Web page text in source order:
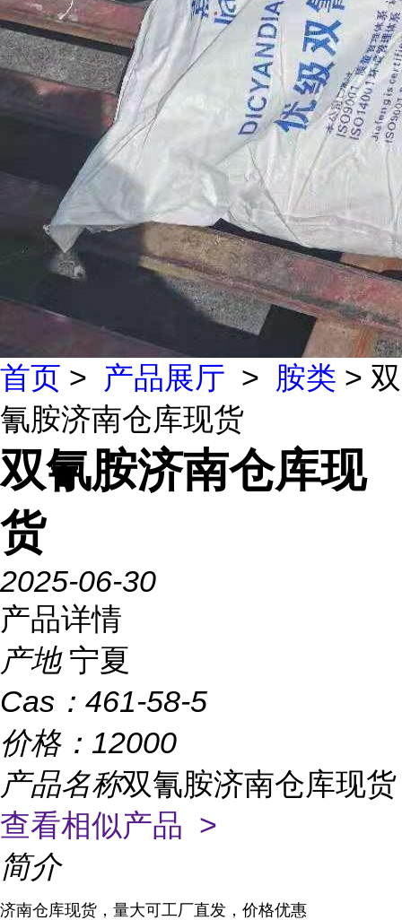
首页 > 产品展厅 > 胺类 > 双
氰胺济南仓库现货
双氰胺济南仓库现
货
2025-06-30
产品详情
产地 宁夏
Cas： 461-58-5
价格： 12000
产品名称双氰胺济南仓库现货
查看相似产品 >
简介
济南仓库现货，量大可工厂直发，价格优惠